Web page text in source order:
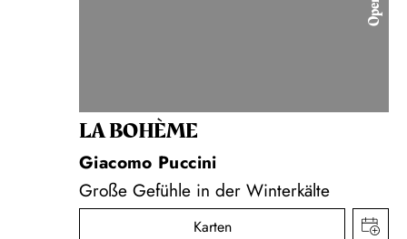
Oper
LA BOHÈME
Giacomo Puccini
Große Gefühle in der Winterkälte
Karten